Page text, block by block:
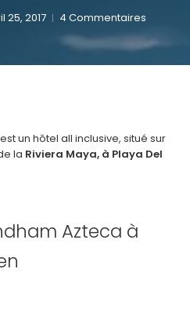
25, 2017 4 Commentaires
est un hôtel all inclusive, situé sur
la Riviera Maya, à Playa Del
Azteca à